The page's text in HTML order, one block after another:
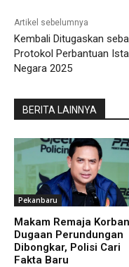
Artikel sebelumnya
Kembali Ditugaskan
Protokol Perbantuan
Negara 2025
BERITA LAINNYA
Pekanbaru
Makam Remaja Korban
Dugaan Perundungan
Dibongkar, Polisi Cari
Fakta Baru